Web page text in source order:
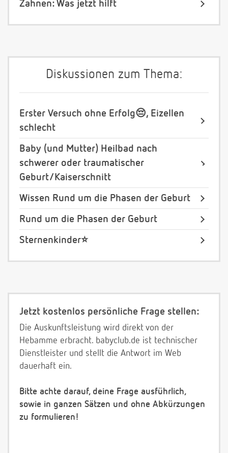
Zahnen: Was jetzt hilft
Diskussionen zum Thema:
Erster Versuch ohne Erfolg😔, Eizellen
schlecht
Baby (und Mutter) Heilbad nach
schwerer oder traumatischer
Geburt/Kaiserschnitt
Wissen Rund um die Phasen der Geburt
Rund um die Phasen der Geburt
Sternenkinder⭐️
Jetzt kostenlos persönliche Frage stellen:
Die Auskunftsleistung wird direkt von der
Hebamme erbracht. babyclub.de ist technischer
Dienstleister und stellt die Antwort im Web
dauerhaft ein.
Bitte achte darauf, deine Frage ausführlich,
sowie in ganzen Sätzen und ohne Abkürzungen
zu formulieren!